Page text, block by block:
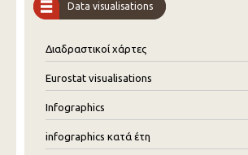
Data visualisations
Διαδραστικοί χάρτες
Eurostat visualisations
Infographics
infographics κατά έτη